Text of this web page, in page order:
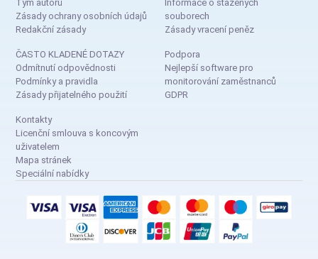
Tým autorů
Zásady ochrany osobních údajů
Redakční zásady
Informace o stažených
souborech
Zásady vracení peněz
ČASTO KLADENÉ DOTAZY
Odmítnutí odpovědnosti
Podmínky a pravidla
Zásady přijatelného použití
Podpora
Nejlepší software pro
monitorování zaměstnanců
GDPR
Kontakty
Licenční smlouva s koncovým
uživatelem
Mapa stránek
Speciální nabídky